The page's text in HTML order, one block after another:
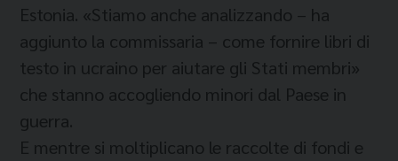
Estonia. «Stiamo anche analizzando – ha
aggiunto la commissaria – come fornire libri di
testo in ucraino per aiutare gli Stati membri»
che stanno accogliendo minori dal Paese in
guerra.
E mentre si moltiplicano le raccolte di fondi e